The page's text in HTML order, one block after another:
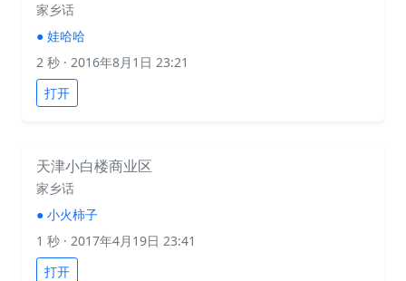
家乡话
● 娃哈哈
2 秒 · 2016年8月1日 23:21
打开
天津小白楼商业区
家乡话
● 小火柿子
1 秒 · 2017年4月19日 23:41
打开